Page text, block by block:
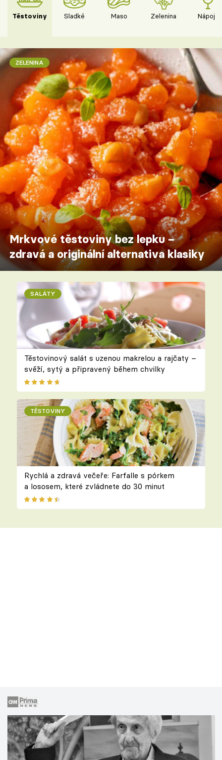
Těstoviny Sladké Maso Zelenina Nápoje
ZELENINA
Mrkvové těstoviny bez lepku –
zdravá a originální alternativa klasiky
SALÁTY
Těstovinový salát s uzenou makrelou a rajčaty –
svěží, sytý a připravený během chvilky
TĚSTOVINY
Rychlá a zdravá večeře: Farfalle s pórkem
a lososem, které zvládnete do 30 minut